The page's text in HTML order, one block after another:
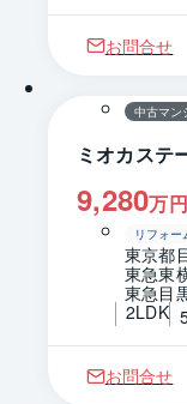
お問合せ
中古マン
ミオカステ
9,280万円
リフォー
東京都
東急東
東急目
2LDK
お問合せ